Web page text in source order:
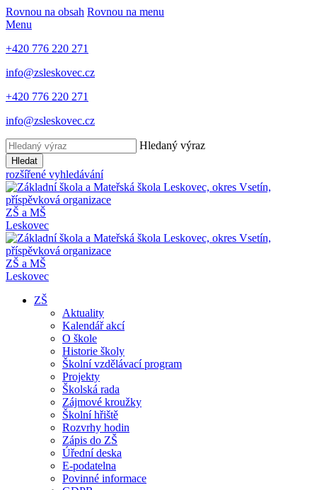
Rovnou na obsah Rovnou na menu
Menu
+420 776 220 271
info@zsleskovec.cz
+420 776 220 271
info@zsleskovec.cz
Hledaný výraz
Hledat
rozšířené vyhledávání
ZŠ a MŠ
Leskovec
ZŠ a MŠ
Leskovec
ZŠ
Aktuality
Kalendář akcí
O škole
Historie školy
Školní vzdělávací program
Projekty
Školská rada
Zájmové kroužky
Školní hřiště
Rozvrhy hodin
Zápis do ZŠ
Úřední deska
E-podatelna
Povinné informace